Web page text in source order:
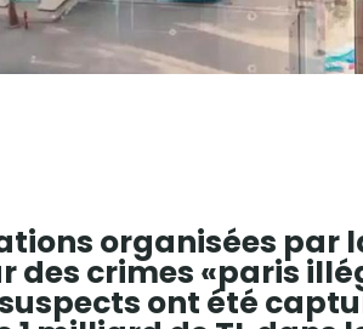
organisées par
des crimes «paris
ont été